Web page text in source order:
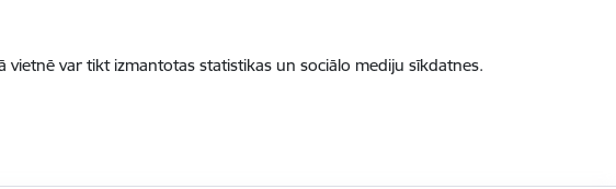
var tikt izmantotas statistikas un sociālo mediju sīkdatnes.